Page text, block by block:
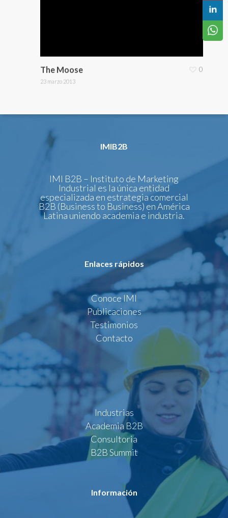
The Moose
23 marzo 2013
0
IMIB2B
IMI B2B – Instituto de Marketing
Industrial es la única entidad
especializada en estrategia comercial
B2B (Business to Business) en América
Latina uniendo academia e industria.
Enlaces rápidos
Conoce IMI
Publicaciones
Testimonios
Contacto
Industrias
Academia B2B
Consultoria
B2B Summit
Información